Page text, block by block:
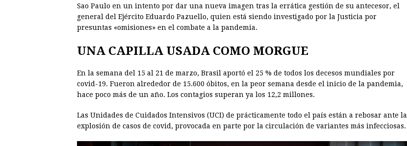
Sao Paulo en un intento por dar una nueva imagen tras la errática gestión de su antecesor, el
general del Ejército Eduardo Pazuello, quien está siendo investigado por la Justicia por
presuntas «omisiones» en el combate a la pandemia.
UNA CAPILLA USADA COMO MORGUE
En la semana del 15 al 21 de marzo, Brasil aportó el 25 % de todos los decesos mundiales por
covid-19. Fueron alrededor de 15.600 óbitos, en la peor semana desde el inicio de la pandemia,
hace poco más de un año. Los contagios superan ya los 12,2 millones.
Las Unidades de Cuidados Intensivos (UCI) de prácticamente todo el país están a rebosar ante la
explosión de casos de covid, provocada en parte por la circulación de variantes más infecciosas.